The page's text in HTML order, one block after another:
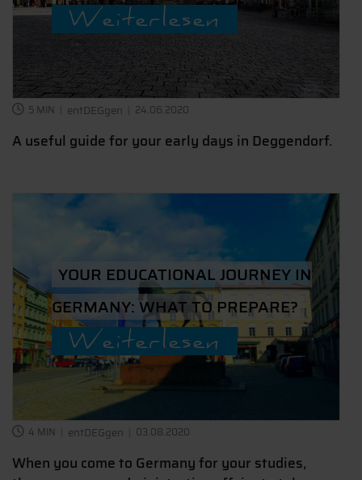
Weiterlesen
5 MIN entDEGgen 24.06.2020
A useful guide for your early days in Deggendorf.
YOUR EDUCATIONAL JOURNEY IN
GERMANY: WHAT TO PREPARE?
Weiterlesen
4 MIN entDEGgen 03.08.2020
When you come to Germany for your studies,